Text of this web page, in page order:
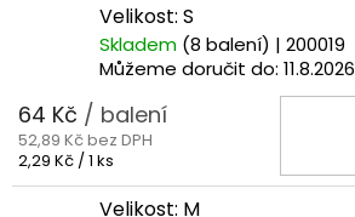
Velikost: S
Skladem (8 balení) | 200019
Můžeme doručit do: 11.8.2026
64 Kč / balení
52,89 Kč bez DPH
Měrná
cena:
2,29 Kč / 1 ks
Velikost: M